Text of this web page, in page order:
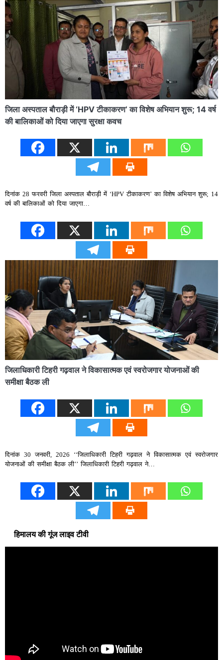
जिला अस्पताल बौराड़ी में ‘HPV टीकाकरण’ का विशेष अभियान शुरू; 14 वर्ष
की बालिकाओं को दिया जाएगा सुरक्षा कवच
दिनांक 28 फरवरी जिला अस्पताल बौराड़ी में ‘HPV टीकाकरण’ का विशेष अभियान शुरू; 14
वर्ष की बालिकाओं को दिया जाएगा…
जिलाधिकारी टिहरी गढ़वाल ने विकासात्मक एवं स्वरोजगार योजनाओं की
समीक्षा बैठक ली
दिनांक 30 जनवरी, 2026 ‘‘जिलाधिकारी टिहरी गढ़वाल ने विकासात्मक एवं स्वरोजगार
योजनाओं की समीक्षा बैठक ली’’ जिलाधिकारी टिहरी गढ़वाल ने…
हिमालय की गूंज लाइव टीवी